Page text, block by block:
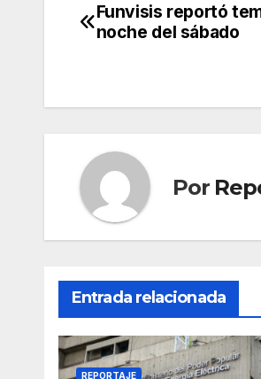
Navegación
Funvisis reportó
noche del sábado
Por
Entrada relacionada
REPORTAJE